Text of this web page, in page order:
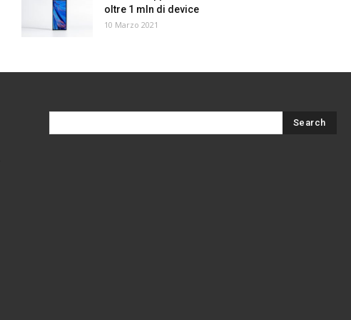
oltre 1 mln di device
10 Marzo 2021